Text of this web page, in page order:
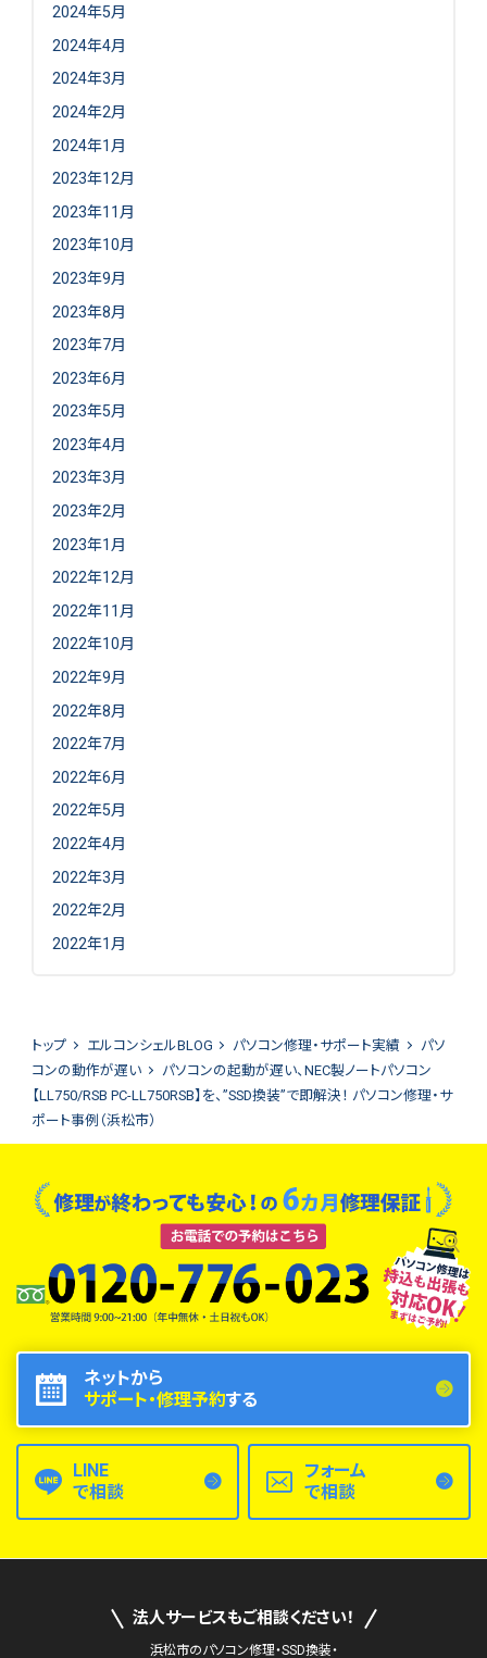
2024年5月
2024年4月
2024年3月
2024年2月
2024年1月
2023年12月
2023年11月
2023年10月
2023年9月
2023年8月
2023年7月
2023年6月
2023年5月
2023年4月
2023年3月
2023年2月
2023年1月
2022年12月
2022年11月
2022年10月
2022年9月
2022年8月
2022年7月
2022年6月
2022年5月
2022年4月
2022年3月
2022年2月
2022年1月
トップ エルコンシェルBLOG パソコン修理・サポート実績
パソ
コンの動作が遅い
パソコンの起動が遅い、NEC製ノートパソコン
【LL750/RSB PC-LL750RSB】を、”SSD換装”で即解決！ パソコン修理・サ
ポート事例（浜松市）
ネットから
サポート・修理予約する
LINE
で相談
フォーム
で相談
法人サービスもご相談ください！
浜松市のパソコン修理・SSD換装・